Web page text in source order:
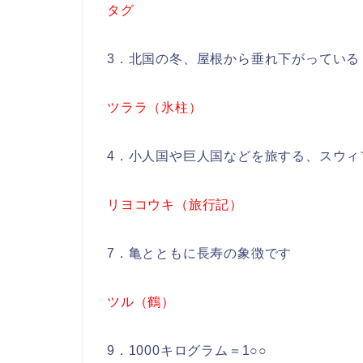
タグ
3．北国の冬、屋根から垂れ下がっている
ツララ（氷柱）
4．小人国や巨人国などを旅する、スウ
リヨコウキ（旅行記）
7．亀とともに長寿の象徴です
ツル（鶴）
9．1000キログラム＝1○○